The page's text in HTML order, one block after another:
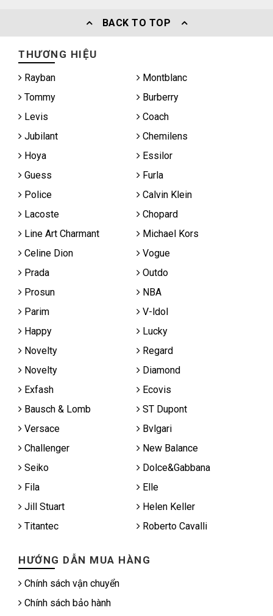
BACK TO TOP
THƯƠNG HIỆU
Rayban
Montblanc
Tommy
Burberry
Levis
Coach
Jubilant
Chemilens
Hoya
Essilor
Guess
Furla
Police
Calvin Klein
Lacoste
Chopard
Line Art Charmant
Michael Kors
Celine Dion
Vogue
Prada
Outdo
Prosun
NBA
Parim
V-ldol
Happy
Lucky
Novelty
Regard
Novelty
Diamond
Exfash
Ecovis
Bausch & Lomb
ST Dupont
Versace
Bvlgari
Challenger
New Balance
Seiko
Dolce&Gabbana
Fila
Elle
Jill Stuart
Helen Keller
Titantec
Roberto Cavalli
HƯỚNG DẪN MUA HÀNG
Chính sách vận chuyển
Chính sách bảo hành